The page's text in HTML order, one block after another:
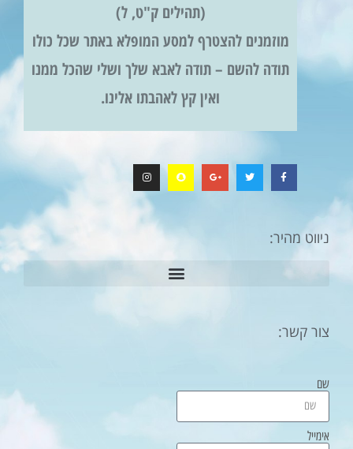
(תהילים ק"ט, ל)
מוזמנים להצטרף למסע המופלא באתר שכל כולו
תודה להשם – תודה לאבא שלך ושלי שהכל ממנו
ואין קץ לאהבתו אלינו.
ניווט מהיר:
צור קשר:
שם
אימייל